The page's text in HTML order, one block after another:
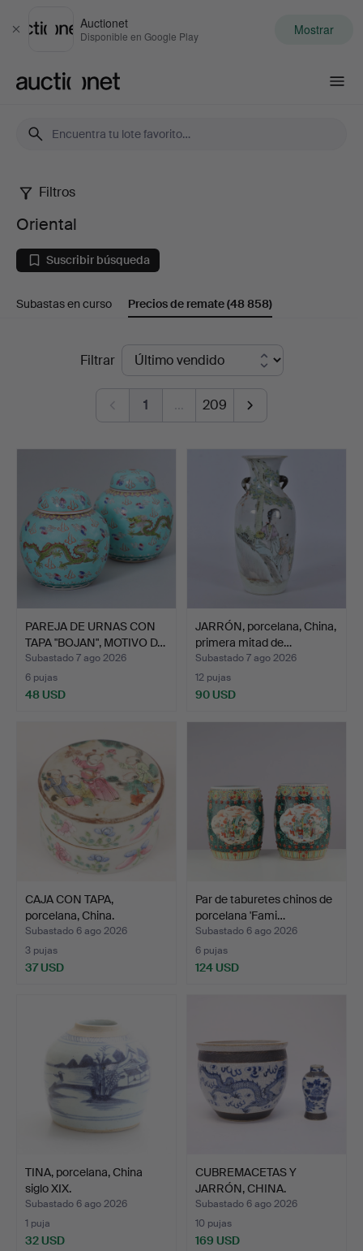
Cerrar
Auctionet
Disponible en Google Play Mostrar
Oriental
Filtros
Oriental
Suscribir búsqueda
Subastas en curso Precios de remate(48 858)
Filtrar
1 … 209
PAREJA DE URNAS CON
TAPA "BOJAN", MOTIVO D…
Subastado 7 ago 2026
6 pujas
48 USD
JARRÓN, porcelana, China,
primera mitad de…
Subastado 7 ago 2026
12 pujas
90 USD
CAJA CON TAPA,
porcelana, China.
Subastado 6 ago 2026
3 pujas
37 USD
Par de taburetes chinos de
porcelana 'Fami…
Subastado 6 ago 2026
6 pujas
124 USD
TINA, porcelana, China
siglo XIX.
Subastado 6 ago 2026
1 puja
32 USD
CUBREMACETAS Y
JARRÓN, CHINA.
Subastado 6 ago 2026
10 pujas
169 USD